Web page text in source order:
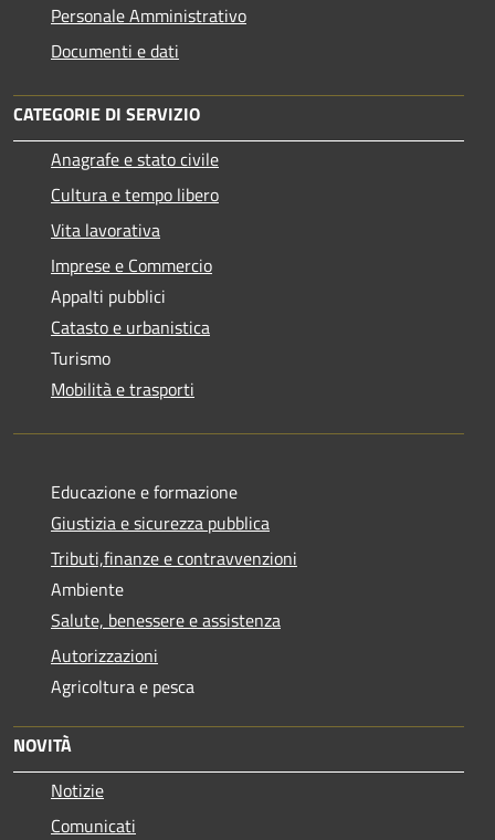
Personale Amministrativo
Documenti e dati
CATEGORIE DI SERVIZIO
Anagrafe e stato civile
Cultura e tempo libero
Vita lavorativa
Imprese e Commercio
Appalti pubblici
Catasto e urbanistica
Turismo
Mobilità e trasporti
Educazione e formazione
Giustizia e sicurezza pubblica
Tributi,finanze e contravvenzioni
Ambiente
Salute, benessere e assistenza
Autorizzazioni
Agricoltura e pesca
NOVITÀ
Notizie
Comunicati